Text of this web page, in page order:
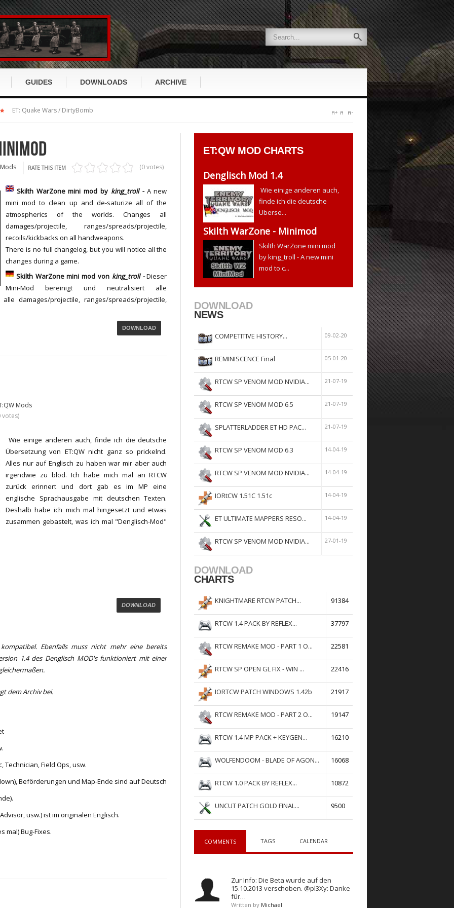
GUIDES
RTCW GUIDE
RtCW Story
RtCW Items
RtCW Waffen
RtCW Feintuning
ET Klassen
ET Items
ET Waffen
DOWNLOADS
Return to Castle Wolfenstein
DirtyBomb
Wolfenstein 2009 / TNO
Miscellaneous
ARCHIVE
ET: Quake Wars / DirtyBomb
RATE THIS ITEM (0 votes)
Skilth WarZone mini mod by king_troll - A new
mini mod to clean up and de-saturize all of the
atmospherics of the worlds. Changes all
damages/projectile, ranges/spreads/projectile,
recoils/kickbacks on all handweapons.
There is no full changelog, but you will notice all the
changes during a game.
Skilth WarZone mini mod von king_troll -Dieser
Mini-Mod bereinigt und neutralisiert alle
damages/projectile, ranges/spreads/projectile,
DOWNLOAD
Mods
votes)
Wie einige anderen auch, finde ich die deutsche
Übersetzung von ET:QW nicht ganz so prickelnd.
Alles nur auf Englisch zu haben war mir aber auch
irgendwie zu blöd. Ich habe mich mal an RTCW
zurück erinnert und dort gab es im MP eine
englische Sprachausgabe mit deutschen Texten.
Deshalb habe ich mich mal hingesetzt und etwas
zusammen gebastelt, was ich mal "Denglisch-Mod"
DOWNLOAD
Ebenfalls muss nicht mehr eine bereits
1.4 des Denglisch MOD's funktioniert mit einer
dem Archiv bei.
Field Ops, usw.
Beförderungen und Map-Ende sind auf Deutsch
usw.) ist im originalen Englisch.
mal) Bug-Fixes.
ET:QWMOD CHARTS
Denglisch Mod 1.4
Wie einige anderen auch,
finde ich die deutsche
Überse...
Skilth WarZone - Minimod
Skilth WarZone mini mod
by king_troll - A new mini
mod to c...
DOWNLOAD
NEWS
COMPETITIVE HISTORY... 09-02-20
REMINISCENCE Final 05-01-20
RTCW SP VENOM MOD NVIDIA... 21-07-19
RTCW SP VENOM MOD 6.5 21-07-19
SPLATTERLADDER ET HD PAC... 21-07-19
RTCW SP VENOM MOD 6.3 14-04-19
RTCW SP VENOM MOD NVIDIA... 14-04-19
IORtCW 1.51C 1.51c 14-04-19
ET ULTIMATE MAPPERS RESO... 14-04-19
RTCW SP VENOM MOD NVIDIA... 27-01-19
DOWNLOAD
CHARTS
KNIGHTMARE RTCW PATCH... 91384
RTCW 1.4 PACK BY REFLEX... 37797
RTCW REMAKE MOD - PART 1 O... 22581
RTCW SP OPEN GL FIX - WIN ... 22416
IORTCW PATCH WINDOWS 1.42b 21917
RTCW REMAKE MOD - PART 2 O... 19147
RTCW 1.4 MP PACK + KEYGEN... 16210
WOLFENDOOM - BLADE OF AGON... 16068
RTCW 1.0 PACK BY REFLEX... 10872
UNCUT PATCH GOLD FINAL... 9500
COMMENTS TAGS CALENDAR
Zur Info: Die Beta wurde auf den
15.10.2013 verschoben. @pl3Xy: Danke
für…
Written by Michael